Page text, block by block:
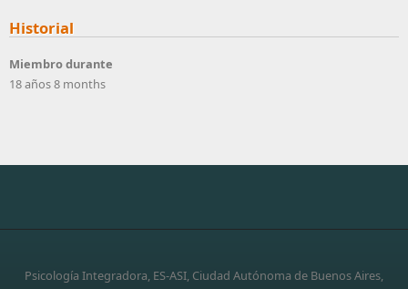
Historial
Miembro durante
18 años 8 months
Psicología Integradora, ES-ASI, Ciudad Autónoma de Buenos Aires,